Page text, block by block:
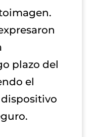
plazo del
el